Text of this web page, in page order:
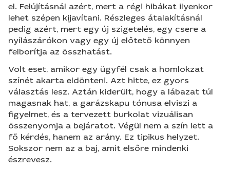
el. Felújításnál azért, mert a régi hibákat ilyenkor
lehet szépen kijavítani. Részleges átalakításnál
pedig azért, mert egy új szigetelés, egy csere a
nyílászárókon vagy egy új előtető könnyen
felborítja az összhatást.
Volt eset, amikor egy ügyfél csak a homlokzat
színét akarta eldönteni. Azt hitte, ez gyors
választás lesz. Aztán kiderült, hogy a lábazat túl
magasnak hat, a garázskapu tónusa elviszi a
figyelmet, és a tervezett burkolat vizuálisan
összenyomja a bejáratot. Végül nem a szín lett a
fő kérdés, hanem az arány. Ez tipikus helyzet.
Sokszor nem az a baj, amit elsőre mindenki
észrevesz.